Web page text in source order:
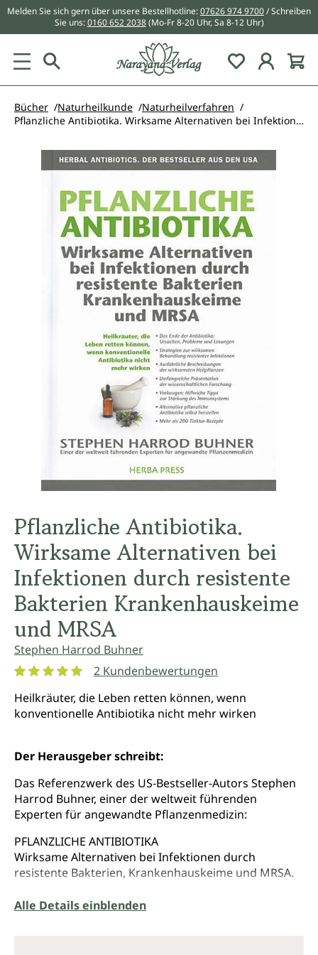
springen
Melden Sie sich gern über unsere Bestellhotline:07626 974 9700/ Schreiben
Sie uns:0160 652 2038 (Mo-Fr 8-20 Uhr, Sa 8-12 Uhr)
Du hast 0
Bücher Naturheilkunde
Naturheilverfahren
Pflanzliche Antibiotika. Wirksame Alternativen bei Infektionen durch resistente Bakterien Krankenhauskeime und MRSA
Bildergalerie überspringen
Pflanzliche Antibiotika.
Wirksame Alternativen bei
Infektionen durch resistente
Bakterien Krankenhauskeime
und MRSA
Stephen Harrod Buhner
2 Kundenbewertungen
Heilkräuter, die Leben retten können, wenn
konventionelle Antibiotika nicht mehr wirken
Der Herausgeber schreibt:
Das Referenzwerk des US-Bestseller-Autors Stephen
Harrod Buhner, einer der weltweit führenden
Experten für angewandte Pflanzenmedizin:
PFLANZLICHE ANTIBIOTIKA
Wirksame Alternativen bei Infektionen durch
resistente Bakterien, Krankenhauskeime und MRSA.
Die Wachstumskurve von Mikroorganismen ist
unerbittlich. Es ist nur eine Frage der Zeit, bis es zu
Alle Details einblenden